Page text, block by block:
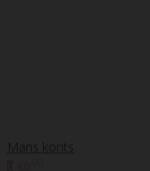
Mans konts